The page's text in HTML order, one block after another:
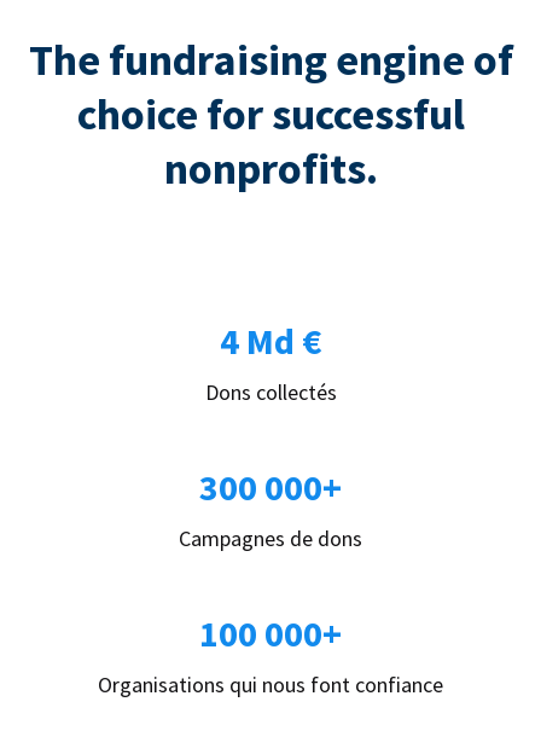
The fundraising engine of
choice for successful
nonprofits.
4 Md €
Dons collectés
300 000+
Campagnes de dons
100 000+
Organisations qui nous font confiance